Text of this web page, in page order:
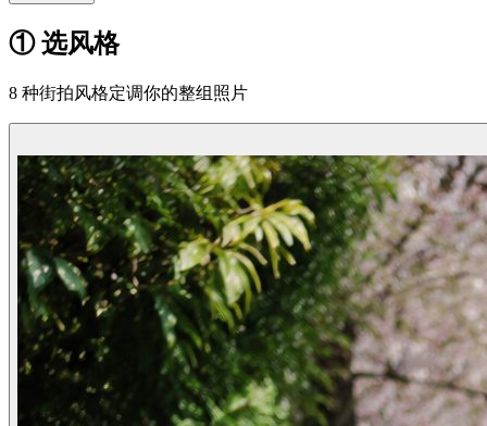
① 选风格
8 种街拍风格定调你的整组照片